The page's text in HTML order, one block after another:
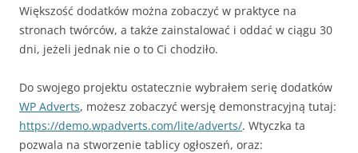
Większość dodatków można zobaczyć w praktyce na
stronach twórców, a także zainstalować i oddać w ciągu 30
dni, jeżeli jednak nie o to Ci chodziło.
Do swojego projektu ostatecznie wybrałem serię dodatków
WP Adverts, możesz zobaczyć wersję demonstracyjną tutaj:
https://demo.wpadverts.com/lite/adverts/. Wtyczka ta
pozwala na stworzenie tablicy ogłoszeń, oraz: